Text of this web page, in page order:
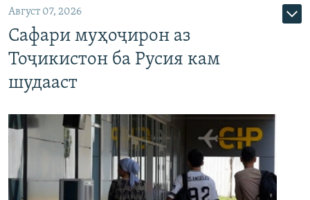
Август 07, 2026
Сафари муҳоҷирон аз
Тоҷикистон ба Русия кам
шудааст